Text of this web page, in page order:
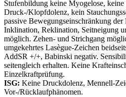
Stufenbildung keine Myogelose, keine
Druck-/Klopfdolenz, kein
passive Bewegungseinschränkung
Inklination, Reklination, Seitneigung
möglich. Zehen- und Strichgang
umgekehrtes Lasègue-Zeichen
AddSR +/+, Babinski negativ.
seitengleich erhalten. Keine
Einzelkraftprüfung.
ISG: Keine Druckdolenz, Mennell-
Vor-/Rücklaufphänomen.